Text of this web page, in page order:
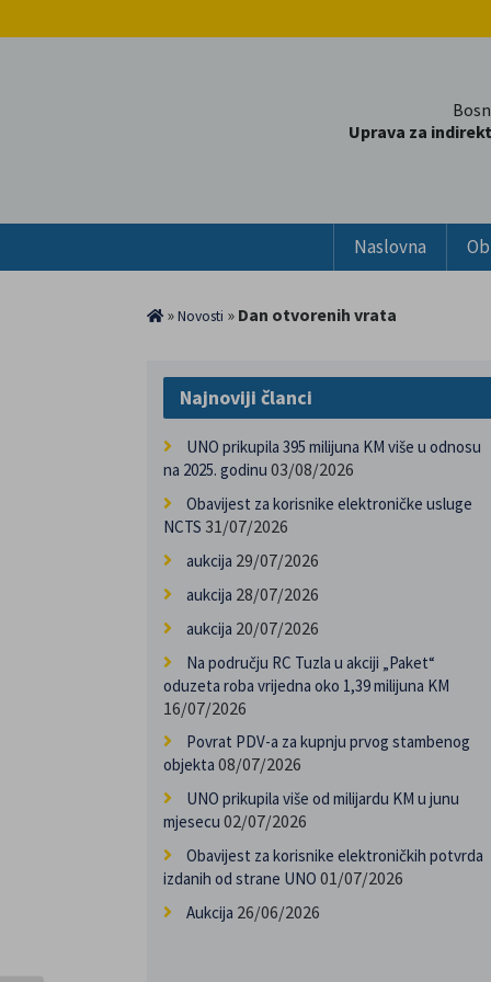
Uprava za
Naslovna
»Novosti » Dan otvorenih vrata
Najnoviji članci
UNO prikupila 395 milijuna KM više u odnosu
na 2025. godinu 03/08/2026
Obavijest za korisnike elektroničke usluge
NCTS 31/07/2026
aukcija 29/07/2026
aukcija 28/07/2026
aukcija 20/07/2026
Na području RC Tuzla u akciji „Paket“
oduzeta roba vrijedna oko 1,39 milijuna KM
16/07/2026
Povrat PDV-a za kupnju prvog stambenog
objekta 08/07/2026
UNO prikupila više od milijardu KM u junu
mjesecu 02/07/2026
Obavijest za korisnike elektroničkih potvrda
izdanih od strane UNO 01/07/2026
Aukcija 26/06/2026